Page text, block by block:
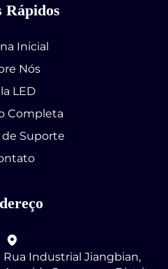
Rápidos
Inicial
Nós
LED
Completa
de Suporte
Rua Industrial Jiangbian,